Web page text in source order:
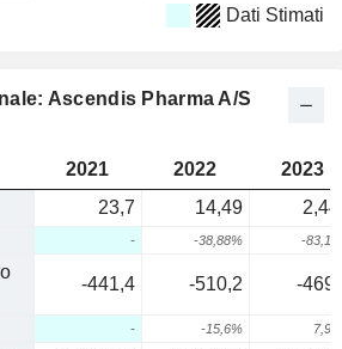
Dati Stimati
Ascendis Pharma A/S
2021 2022
2023
23,7 14,49
- -38,88% -
-441,4 -510,2 -
- -15,6%